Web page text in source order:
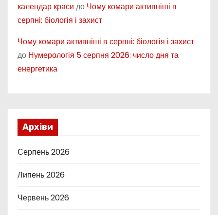
календар краси до Чому комари активніші в
серпні: біологія і захист
Чому комари активніші в серпні: біологія і захист
до Нумерологія 5 серпня 2026: число дня та
енергетика
Архіви
Серпень 2026
Липень 2026
Червень 2026